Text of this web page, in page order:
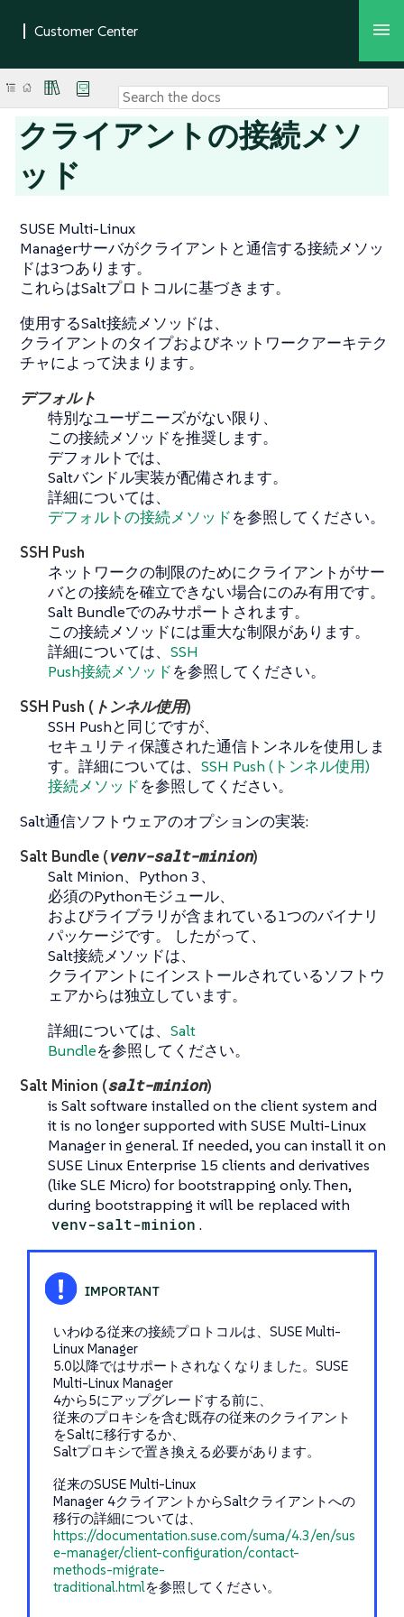
クライアントの接続メソ
ッド
SUSE Multi-Linux
Managerサーバがクライアントと通信する接続メソッ
ドは3つあります。
これらはSaltプロトコルに基づきます。
使用するSalt接続メソッドは、
クライアントのタイプおよびネットワークアーキテク
チャによって決まります。
デフォルト
特別なユーザニーズがない限り、
この接続メソッドを推奨します。
デフォルトでは、
Saltバンドル実装が配備されます。
詳細については、
デフォルトの接続メソッドを参照してください。
SSH Push
ネットワークの制限のためにクライアントがサー
バとの接続を確立できない場合にのみ有用です。
Salt Bundleでのみサポートされます。
この接続メソッドには重大な制限があります。
詳細については、 SSH
Push接続メソッドを参照してください。
SSH Push (トンネル使用)
SSH Pushと同じですが、
セキュリティ保護された通信トンネルを使用しま
す。詳細については、 SSH Push (トンネル使用)
接続メソッドを参照してください。
Salt通信ソフトウェアのオプションの実装:
Salt Bundle (venv-salt-minion)
Salt Minion、Python 3、
必須のPythonモジュール、
およびライブラリが含まれている1つのバイナリ
パッケージです。 したがって、
Salt接続メソッドは、
クライアントにインストールされているソフトウ
ェアからは独立しています。
詳細については、 Salt
Bundleを参照してください。
Salt Minion (salt-minion)
is Salt software installed on the client system and
it is no longer supported with SUSE Multi-Linux
Manager in general. If needed, you can install it on
SUSE Linux Enterprise 15 clients and derivatives
(like SLE Micro) for bootstrapping only. Then,
during bootstrapping it will be replaced with
venv-salt-minion .
いわゆる従来の接続プロトコルは、SUSE Multi-
Linux Manager
5.0以降ではサポートされなくなりました。SUSE
Multi-Linux Manager
4から5にアップグレードする前に、
従来のプロキシを含む既存の従来のクライアント
をSaltに移行するか、
Saltプロキシで置き換える必要があります。
従来のSUSE Multi-Linux
Manager 4クライアントからSaltクライアントへの
移行の詳細については、
https://documentation.suse.com/suma/4.3/en/sus
e-manager/client-configuration/contact-
methods-migrate-
traditional.htmlを参照してください。